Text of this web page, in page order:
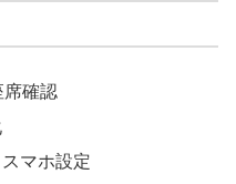
確認
マホ設定